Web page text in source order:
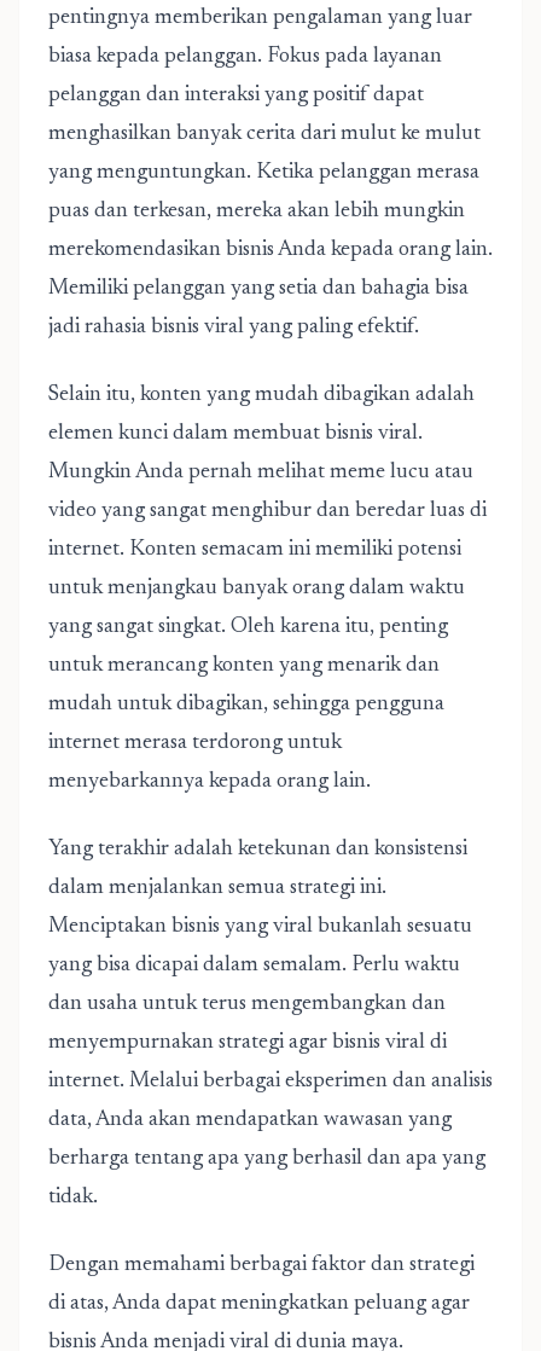
pentingnya memberikan pengalaman yang luar
biasa kepada pelanggan. Fokus pada layanan
pelanggan dan interaksi yang positif dapat
menghasilkan banyak cerita dari mulut ke mulut
yang menguntungkan. Ketika pelanggan merasa
puas dan terkesan, mereka akan lebih mungkin
merekomendasikan bisnis Anda kepada orang lain.
Memiliki pelanggan yang setia dan bahagia bisa
jadi rahasia bisnis viral yang paling efektif.
Selain itu, konten yang mudah dibagikan adalah
elemen kunci dalam membuat bisnis viral.
Mungkin Anda pernah melihat meme lucu atau
video yang sangat menghibur dan beredar luas di
internet. Konten semacam ini memiliki potensi
untuk menjangkau banyak orang dalam waktu
yang sangat singkat. Oleh karena itu, penting
untuk merancang konten yang menarik dan
mudah untuk dibagikan, sehingga pengguna
internet merasa terdorong untuk
menyebarkannya kepada orang lain.
Yang terakhir adalah ketekunan dan konsistensi
dalam menjalankan semua strategi ini.
Menciptakan bisnis yang viral bukanlah sesuatu
yang bisa dicapai dalam semalam. Perlu waktu
dan usaha untuk terus mengembangkan dan
menyempurnakan strategi agar bisnis viral di
internet. Melalui berbagai eksperimen dan analisis
data, Anda akan mendapatkan wawasan yang
berharga tentang apa yang berhasil dan apa yang
tidak.
Dengan memahami berbagai faktor dan strategi
di atas, Anda dapat meningkatkan peluang agar
bisnis Anda menjadi viral di dunia maya.